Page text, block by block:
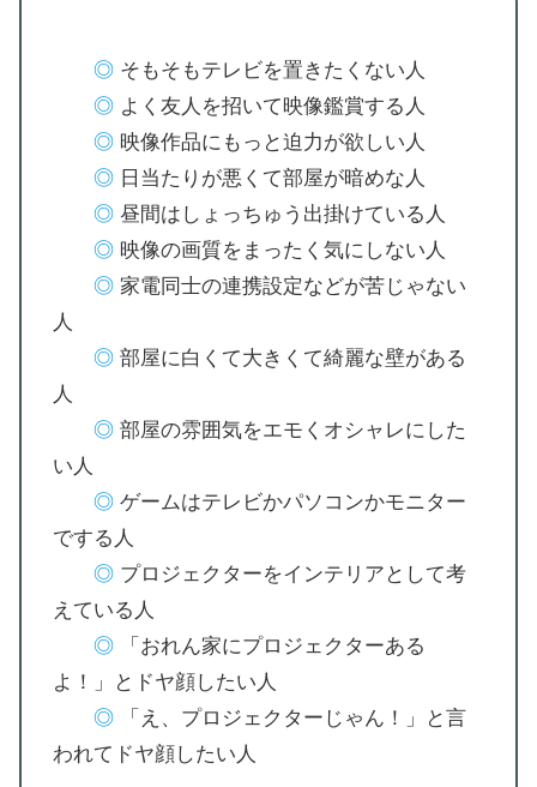
◎ そもそもテレビを置きたくない人
◎ よく友人を招いて映像鑑賞する人
◎ 映像作品にもっと迫力が欲しい人
◎ 日当たりが悪くて部屋が暗めな人
◎ 昼間はしょっちゅう出掛けている人
◎ 映像の画質をまったく気にしない人
◎ 家電同士の連携設定などが苦じゃない
人
◎ 部屋に白くて大きくて綺麗な壁がある
人
◎ 部屋の雰囲気をエモくオシャレにした
い人
◎ ゲームはテレビかパソコンかモニター
でする人
◎ プロジェクターをインテリアとして考
えている人
◎ 「おれん家にプロジェクターある
よ！」とドヤ顔したい人
◎ 「え、プロジェクターじゃん！」と言
われてドヤ顔したい人